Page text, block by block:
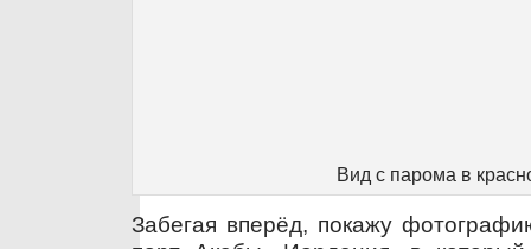
Вид с парома в
Забегая вперёд, покажу